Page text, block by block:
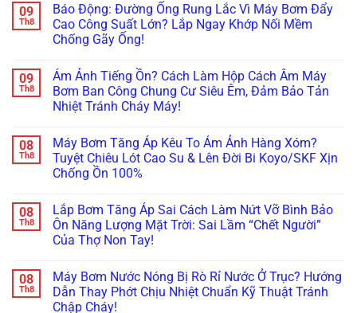
bình
luận
ở
Cảnh
Máy
Bơm
Đẩy
Cho
Hệ
Nước
Đầu
Nguồn
Sai
Gây
Nổ
Vỡ
Cột
Lọc,
RO!
09
Th8
Báo Động: Đường Ống Rung Lắc Vì Máy Bơm Đẩy
Cao Công Suất Lớn? Lắp Ngay Khớp Nối Mềm
Chống Gãy Ống!
có
bình
luận
ở
Báo
Ống
Rung
Lắc
Vì
Máy
Cao
Công
Suất
Lớn?
Khớp
Nối
Mềm
Chống
09
Th8
Ám Ảnh Tiếng Ồn? Cách Làm Hộp Cách Âm Máy
Bơm Ban Công Chung Cư Siêu Êm, Đảm Bảo Tản
Nhiệt Tránh Cháy Máy!
bình
luận
Ám
Ồn?
Cách
Làm
Hộp
Cách
Bơm
Ban
Công
Chung
08
Th8
Máy Bơm Tăng Áp Kêu To Ám Ảnh Hàng Xóm?
Tuyệt Chiêu Lót Cao Su & Lên Đời Bi Koyo/SKF Xịn
Chống Ồn 100%
bình
luận
ở
Máy
Áp
Kêu
To
Ám
08
Th8
Lắp Bơm Tăng Áp Sai Cách Làm Nứt Vỡ Bình Bảo
Ôn Năng Lượng Mặt Trời: Sai Lầm “Chết Người”
Của Thợ Non Tay!
bình
luận
ở
Lắp
08
Th8
Máy Bơm Nước Nóng Bị Rò Rỉ Nước Ở Trục? Hướng
Dẫn Thay Phớt Chịu Nhiệt Chuẩn Kỹ Thuật Tránh
Chập Cháy!